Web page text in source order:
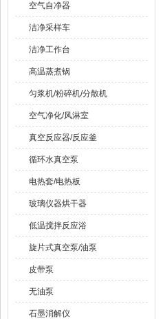
空气自净器
洁净采样车
洁净工作台
高温蒸煮锅
匀浆机/粉碎机/分散机
空气净化/风淋室
真空反应器/反应釜
循环水真空泵
电热套/电热板
玻璃仪器烘干器
低温搅拌反应浴
旋片式真空泵/油泵
皮带泵
无油泵
石墨消解仪